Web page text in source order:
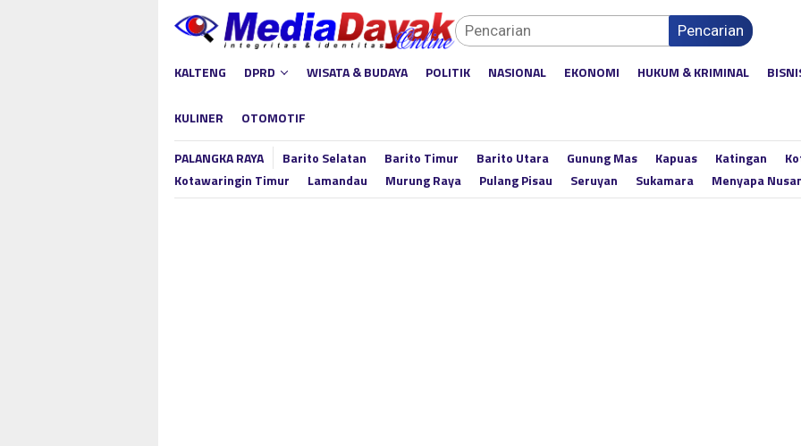
Loncat
Pencarian
KALTENG DPRD WISATA & BUDAYA POLITIK NASIONAL EKONOMI HUKUM & KRIMINAL
KULINER OTOMOTIF
PALANGKA RAYA Barito Selatan Barito Timur Barito Utara Gunung Mas Kapuas Katingan
Kotawaringin Timur
Lamandau Murung Raya Pulang Pisau Seruyan Sukamara Menyapa